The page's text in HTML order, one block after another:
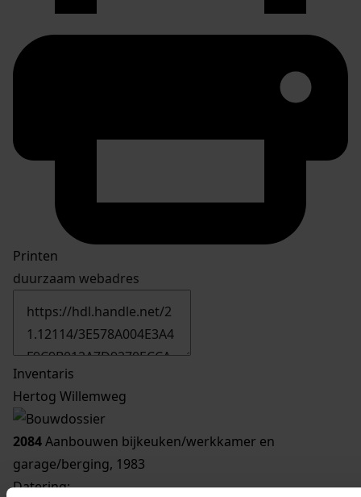
Printen
duurzaam webadres
Inventaris
Hertog Willemweg
2084Aanbouwen bijkeuken/werkkamer en
garage/berging, 1983
Datering: